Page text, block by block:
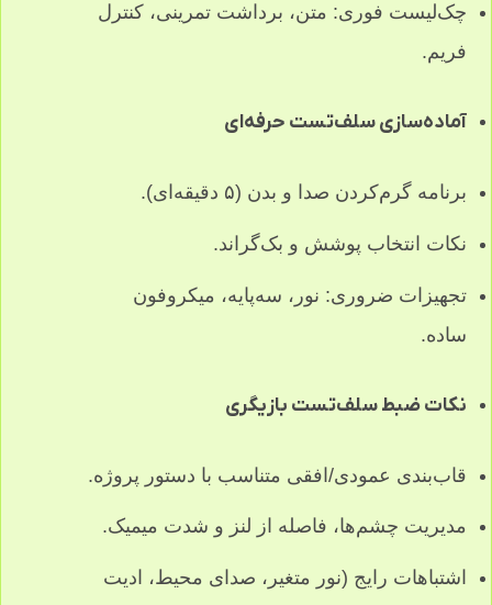
چک‌لیست فوری: متن، برداشت تمرینی، کنترل
فریم.
آماده‌سازی سلف‌تست حرفه‌ای
برنامه گرم‌کردن صدا و بدن (۵ دقیقه‌ای).
نکات انتخاب پوشش و بک‌گراند.
تجهیزات ضروری: نور، سه‌پایه، میکروفون
ساده.
نکات ضبط سلف‌تست بازیگری
قاب‌بندی عمودی/افقی متناسب با دستور پروژه.
مدیریت چشم‌ها، فاصله از لنز و شدت میمیک.
اشتباهات رایج (نور متغیر، صدای محیط، ادیت